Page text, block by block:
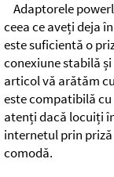
Adaptorele
ceea ce aveți deja
este suficientă o
conexiune stabilă
articol vă arătăm
este compatibilă cu
atenți dacă locuiți
internetul prin
comodă.